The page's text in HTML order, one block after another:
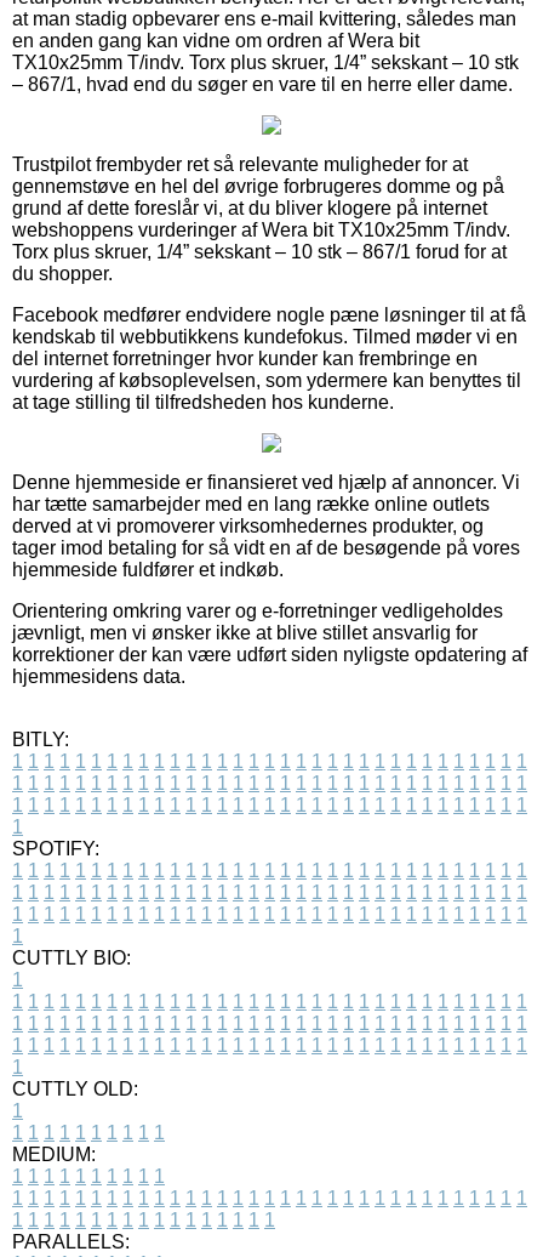
at man stadig opbevarer ens e-mail kvittering, således man
en anden gang kan vidne om ordren af Wera bit
TX10x25mm T/indv. Torx plus skruer, 1/4” sekskant – 10 stk
– 867/1, hvad end du søger en vare til en herre eller dame.
Trustpilot frembyder ret så relevante muligheder for at
gennemstøve en hel del øvrige forbrugeres domme og på
grund af dette foreslår vi, at du bliver klogere på internet
webshoppens vurderinger af Wera bit TX10x25mm T/indv.
Torx plus skruer, 1/4” sekskant – 10 stk – 867/1 forud for at
du shopper.
Facebook medfører endvidere nogle pæne løsninger til at få
kendskab til webbutikkens kundefokus. Tilmed møder vi en
del internet forretninger hvor kunder kan frembringe en
vurdering af købsoplevelsen, som ydermere kan benyttes til
at tage stilling til tilfredsheden hos kunderne.
Denne hjemmeside er finansieret ved hjælp af annoncer. Vi
har tætte samarbejder med en lang række online outlets
derved at vi promoverer virksomhedernes produkter, og
tager imod betaling for så vidt en af de besøgende på vores
hjemmeside fuldfører et indkøb.
Orientering omkring varer og e-forretninger vedligeholdes
jævnligt, men vi ønsker ikke at blive stillet ansvarlig for
korrektioner der kan være udført siden nyligste opdatering af
hjemmesidens data.
BITLY:
1 1 1 1 1 1 1 1 1 1 1 1 1 1 1 1 1 1 1 1 1 1 1 1 1 1 1 1 1 1 1 1 1
1 1 1 1 1 1 1 1 1 1 1 1 1 1 1 1 1 1 1 1 1 1 1 1 1 1 1 1 1 1 1 1 1
1 1 1 1 1 1 1 1 1 1 1 1 1 1 1 1 1 1 1 1 1 1 1 1 1 1 1 1 1 1 1 1 1
1
SPOTIFY:
1 1 1 1 1 1 1 1 1 1 1 1 1 1 1 1 1 1 1 1 1 1 1 1 1 1 1 1 1 1 1 1 1
1 1 1 1 1 1 1 1 1 1 1 1 1 1 1 1 1 1 1 1 1 1 1 1 1 1 1 1 1 1 1 1 1
1 1 1 1 1 1 1 1 1 1 1 1 1 1 1 1 1 1 1 1 1 1 1 1 1 1 1 1 1 1 1 1 1
1
CUTTLY BIO:
1
1 1 1 1 1 1 1 1 1 1 1 1 1 1 1 1 1 1 1 1 1 1 1 1 1 1 1 1 1 1 1 1 1
1 1 1 1 1 1 1 1 1 1 1 1 1 1 1 1 1 1 1 1 1 1 1 1 1 1 1 1 1 1 1 1 1
1 1 1 1 1 1 1 1 1 1 1 1 1 1 1 1 1 1 1 1 1 1 1 1 1 1 1 1 1 1 1 1 1
1
CUTTLY OLD:
1
1 1 1 1 1 1 1 1 1 1
MEDIUM:
1 1 1 1 1 1 1 1 1 1
1 1 1 1 1 1 1 1 1 1 1 1 1 1 1 1 1 1 1 1 1 1 1 1 1 1 1 1 1 1 1 1 1
1 1 1 1 1 1 1 1 1 1 1 1 1 1 1 1 1
PARALLELS: